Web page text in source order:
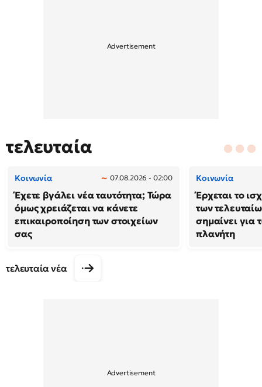
τελευταία
Κοινωνία 07.08.2026 - 02:00
Έχετε βγάλει νέα ταυτότητα; Τώρα
όμως χρειάζεται να κάνετε
επικαιροποίηση των στοιχείων
σας
Κοινωνία
Έρχεται το
των
σημαίνει για
πλανήτη
τελευταία νέα